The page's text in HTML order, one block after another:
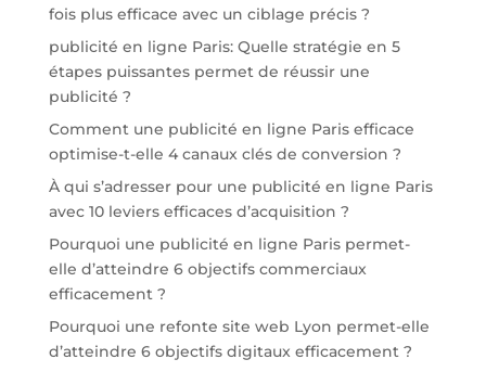
fois plus efficace avec un ciblage précis ?
publicité en ligne Paris: Quelle stratégie en 5
étapes puissantes permet de réussir une
publicité ?
Comment une publicité en ligne Paris efficace
optimise-t-elle 4 canaux clés de conversion ?
À qui s’adresser pour une publicité en ligne Paris
avec 10 leviers efficaces d’acquisition ?
Pourquoi une publicité en ligne Paris permet-
elle d’atteindre 6 objectifs commerciaux
efficacement ?
Pourquoi une refonte site web Lyon permet-elle
d’atteindre 6 objectifs digitaux efficacement ?